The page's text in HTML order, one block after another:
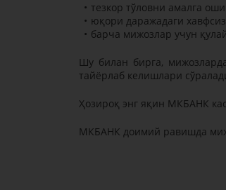
тезкор тўловни амалга
юқори даражадаги
барча мижозлар учун
Шу билан бирга,
тайёрлаб келишлари
Ҳозироқ энг яқин МКБАНК
МКБАНК доимий равишда